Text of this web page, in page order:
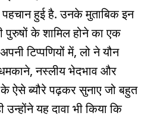
हुई है. उनके मुताबिक इन
पुरुषों के शामिल होने का एक
टिप्पणियों में, लो ने यौन
नस्लीय भेदभाव और
ऐसे ब्यौरे पढ़कर सुनाए जो बहुत
यह दावा भी किया कि